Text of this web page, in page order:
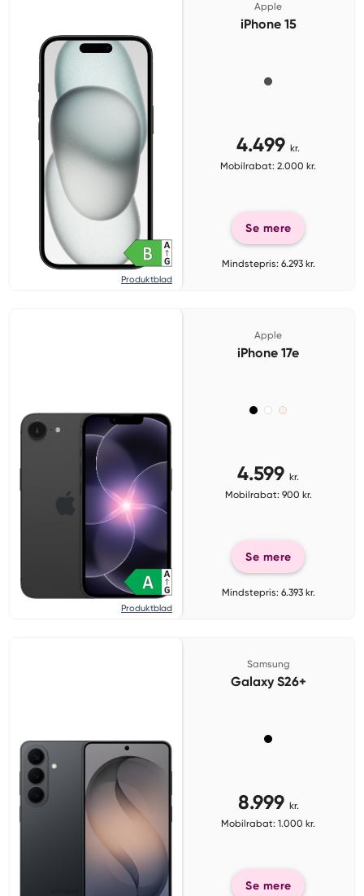
Produktblad
Apple
iPhone 15
4.499 kr.
Mobilrabat: 2.000 kr.
Se mere
Mindstepris: 6.293 kr.
Produktblad
Apple
iPhone 17e
4.599 kr.
Mobilrabat: 900 kr.
Se mere
Mindstepris: 6.393 kr.
Samsung
Galaxy S26+
8.999 kr.
Mobilrabat: 1.000 kr.
Se mere